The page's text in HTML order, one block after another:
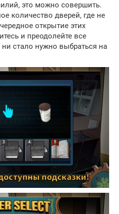
это можно совершить.
количество дверей, где не
открытие этих
и преодолейте все
стало нужно выбраться на